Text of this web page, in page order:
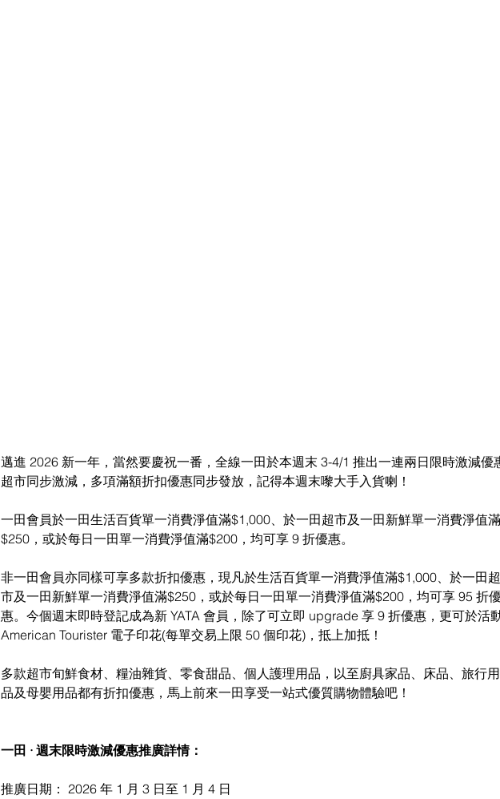
邁進 2026 新一年，當然要慶祝一番，全線一田於本週末 3-4/1 推出一連兩日限時激減優
超市同步激減，多項滿額折扣優惠同步發放，記得本週末嚟大手入貨喇！
一田會員於一田生活百貨單一消費淨值滿$1,000、於一田超市及一田新鮮單一消費淨值滿
$250，或於每日一田單一消費淨值滿$200，均可享 9 折優惠。
非一田會員亦同樣可享多款折扣優惠，現凡於生活百貨單一消費淨值滿$1,000、於一田超
市及一田新鮮單一消費淨值滿$250，或於每日一田單一消費淨值滿$200，均可享 95 折
惠。今個週末即時登記成為新 YATA 會員，除了可立即 upgrade 享 9 折優惠，更可於活
American Tourister 電子印花(每單交易上限 50 個印花)，抵上加抵！
多款超市旬鮮食材、糧油雜貨、零食甜品、個人護理用品，以至廚具家品、床品、旅行用
品及母嬰用品都有折扣優惠，馬上前來一田享受一站式優質購物體驗吧！
一田 · 週末限時激減優惠推廣詳情：
推廣日期： 2026 年 1 月 3 日至 1 月 4 日